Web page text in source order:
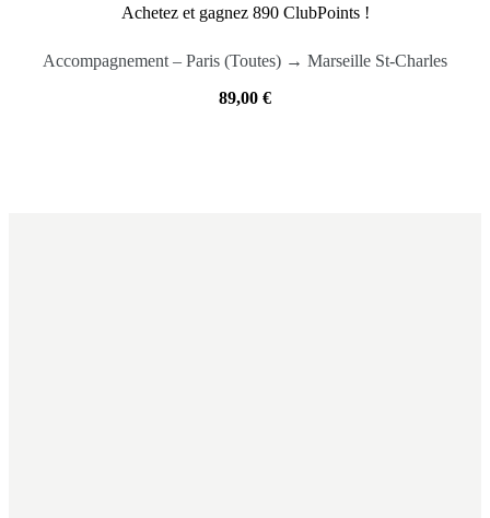
Achetez et gagnez 890 ClubPoints !
Accompagnement – Paris (Toutes) → Marseille St-Charles
89,00 €